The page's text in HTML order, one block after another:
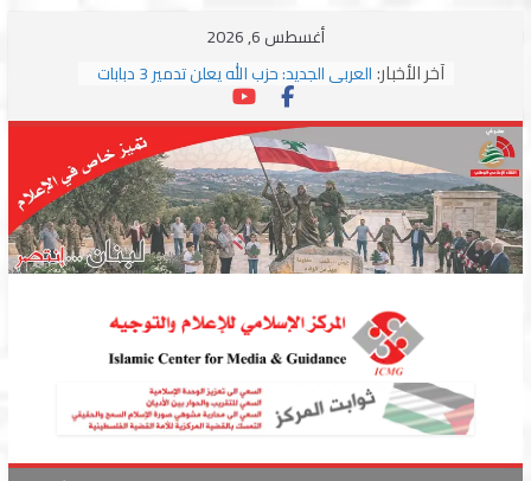
أغسطس 6, 2026
آخر الأخبار: العربي الجديد: حزب الله يعلن تدمير 3 دبابات
وسط اشتباكات مع جيش الاحتلال
ترامب: مذكرة التفاهم تمثل “استسلاما غير
مشروط” من جانب إيران
الجمهورية: إسرائيل إلى واشنطن بخريطة
احتلال جديدة ولبنان أمام اختبار التفاوض
بزشكيان وترامب يوقعان اتفاق إسلام آباد
تمهيداً لاستئناف المفاوضات
استهداف دراجة نارية على طريق العباسية